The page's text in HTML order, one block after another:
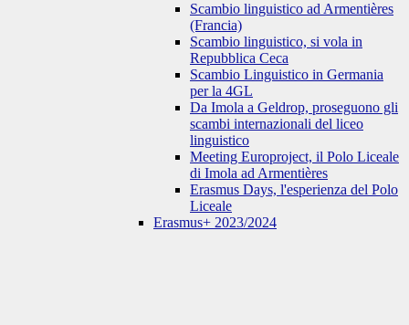
Scambio linguistico ad Armentières
(Francia)
Scambio linguistico, si vola in
Repubblica Ceca
Scambio Linguistico in Germania
per la 4GL
Da Imola a Geldrop, proseguono gli
scambi internazionali del liceo
linguistico
Meeting Europroject, il Polo Liceale
di Imola ad Armentières
Erasmus Days, l'esperienza del Polo
Liceale
Erasmus+ 2023/2024